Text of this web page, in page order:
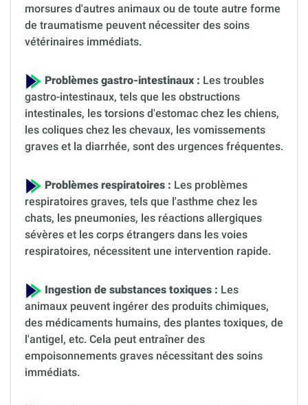
morsures d'autres animaux ou de toute autre forme
de traumatisme peuvent nécessiter des soins
vétérinaires immédiats.
Problèmes gastro-intestinaux : Les troubles
gastro-intestinaux, tels que les obstructions
intestinales, les torsions d'estomac chez les chiens,
les coliques chez les chevaux, les vomissements
graves et la diarrhée, sont des urgences fréquentes.
Problèmes respiratoires : Les problèmes
respiratoires graves, tels que l'asthme chez les
chats, les pneumonies, les réactions allergiques
sévères et les corps étrangers dans les voies
respiratoires, nécessitent une intervention rapide.
Ingestion de substances toxiques : Les
animaux peuvent ingérer des produits chimiques,
des médicaments humains, des plantes toxiques, de
l'antigel, etc. Cela peut entraîner des
empoisonnements graves nécessitant des soins
immédiats.